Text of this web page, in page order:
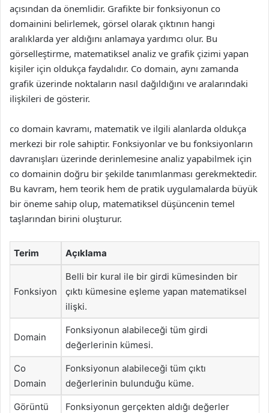
açısından da önemlidir. Grafikte bir fonksiyonun co
domainini belirlemek, görsel olarak çıktının hangi
aralıklarda yer aldığını anlamaya yardımcı olur. Bu
görselleştirme, matematiksel analiz ve grafik çizimi yapan
kişiler için oldukça faydalıdır. Co domain, aynı zamanda
grafik üzerinde noktaların nasıl dağıldığını ve aralarındaki
ilişkileri de gösterir.
co domain kavramı, matematik ve ilgili alanlarda oldukça
merkezi bir role sahiptir. Fonksiyonlar ve bu fonksiyonların
davranışları üzerinde derinlemesine analiz yapabilmek için
co domainin doğru bir şekilde tanımlanması gerekmektedir.
Bu kavram, hem teorik hem de pratik uygulamalarda büyük
bir öneme sahip olup, matematiksel düşüncenin temel
taşlarından birini oluşturur.
Terim Açıklama
Fonksiyon
Belli bir kural ile bir girdi kümesinden bir
çıktı kümesine eşleme yapan matematiksel
ilişki.
Domain
Fonksiyonun alabileceği tüm girdi
değerlerinin kümesi.
Co
Domain
Fonksiyonun alabileceği tüm çıktı
değerlerinin bulunduğu küme.
Görüntü
Fonksiyonun gerçekten aldığı değerler